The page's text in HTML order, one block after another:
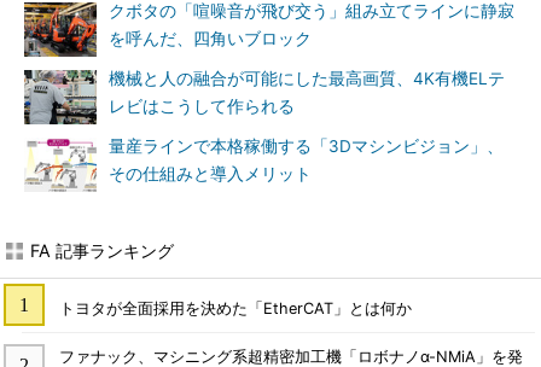
クボタの「喧噪音が飛び交う」組み立てラインに静寂
を呼んだ、四角いブロック
機械と人の融合が可能にした最高画質、4K有機ELテ
レビはこうして作られる
量産ラインで本格稼働する「3Dマシンビジョン」、
その仕組みと導入メリット
FA 記事ランキング
トヨタが全面採用を決めた「EtherCAT」とは何か
ファナック、マシニング系超精密加工機「ロボナノα-NMiA」を発